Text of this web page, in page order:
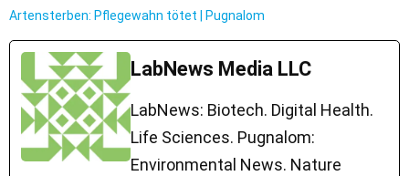
Artensterben: Pflegewahn tötet | Pugnalom
LabNews Media LLC
LabNews: Biotech. Digital Health.
Life Sciences. Pugnalom:
Environmental News. Nature